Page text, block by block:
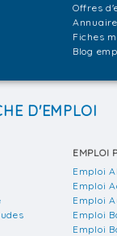
Offres
Fiches
Blog
D'EMPLOI
EMPLOI
Emploi
Emploi
Emploi
Emploi
Emploi